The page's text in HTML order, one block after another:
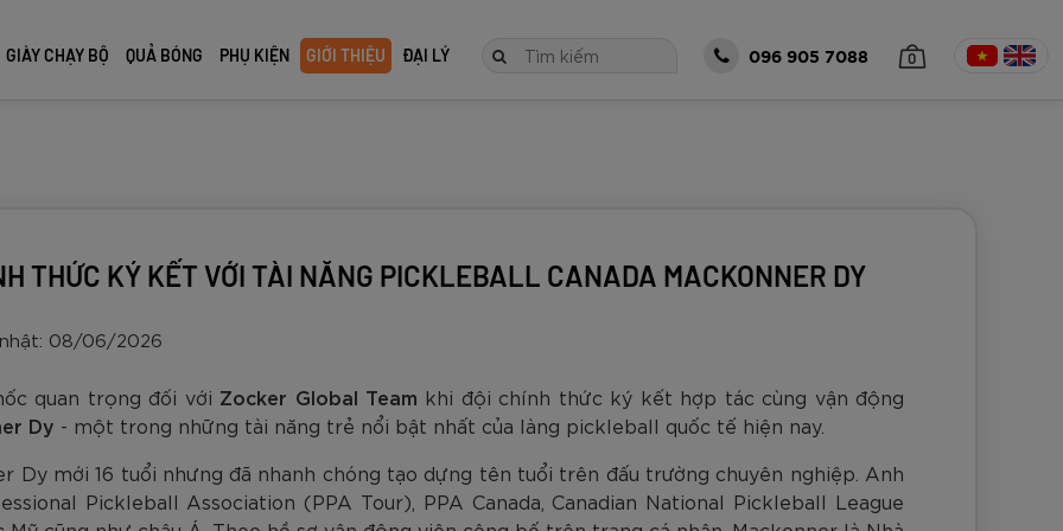
Tím
Giày Đá Bóng Zocker
Inspire Pro Gen 2 Xanh
Giày Đá Bóng Zocker
Inspire Pro Gen 2 Cam
Power -
Vợt Pickleball Zocker
HP06 Pro Series Power -
Vợt Pickleball Zocker
HP06 Pro Series Power -
GIÀY CHẠY BỘ
2 Full
Giày Chạy Bộ Zocker
Speed Light Gen 2 Full
Giày Chạy Bộ Zocker
Speed Light Gen 2 Half
QUẢ BÓNG
đấu cao
size 5
Quả bóng đá tiêu chuẩn thi
đấu Latico size 5 da
Quả bóng đá size 5 Zocker
Empire ZK5-EN205
PHỤ KIỆN
Zocker
Găng Tay Thủ Môn Zocker
Gloves Fabien
Găng Tay Thủ Môn Zocker
Gloves Becker
GIỚI THIỆU ĐẠI LÝ 096 905 7088 0
THỨC KÝ KẾT VỚI TÀI NĂNG PICKLEBALL CANADA MACKONNER DY
08/06/2026
quan trọng đối với Zocker Global Team khi đội chính thức ký kết hợp tác cùng vận động
Dy - một trong những tài năng trẻ nổi bật nhất của làng pickleball quốc tế hiện nay.
Dy mới 16 tuổi nhưng đã nhanh chóng tạo dựng tên tuổi trên đấu trường chuyên nghiệp. Anh
Pickleball Association (PPA Tour), PPA Canada, Canadian National Pickleball League